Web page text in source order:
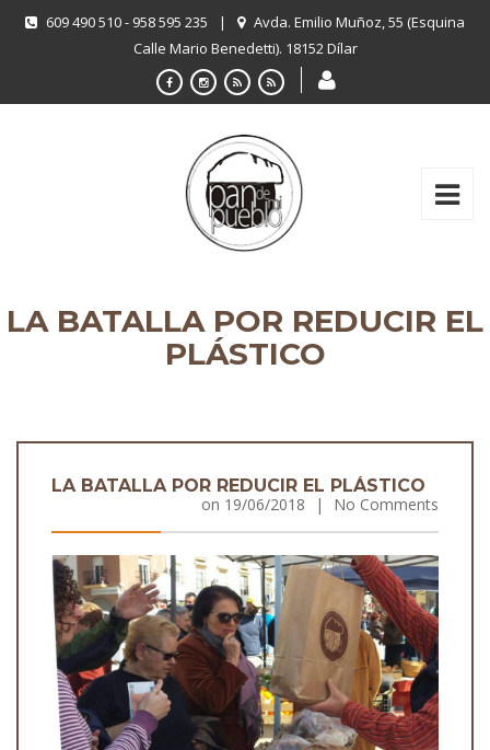
609 490 510 - 958 595 235 |
Avda. Emilio Muñoz, 55 (Esquina
Calle Mario Benedetti). 18152 Dílar
LA BATALLA POR REDUCIR EL
PLÁSTICO
LA BATALLA POR REDUCIR EL PLÁSTICO
on 19/06/2018 | No Comments